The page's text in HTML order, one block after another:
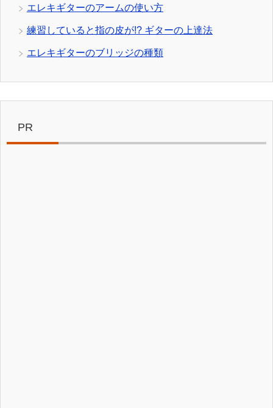
エレキギターのアームの使い方
練習していると指の皮が!? ギターの上達法
エレキギターのブリッジの種類
PR